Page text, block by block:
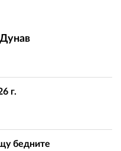
г.
бедните